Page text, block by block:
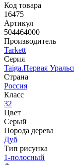
Код товара
16475
Артикул
504464000
Производитель
Tarkett
Серия
Taiga.Первая
Страна
Россия
Класс
32
Цвет
Серый
Порода дерева
Дуб
Тип рисунка
1-полосный